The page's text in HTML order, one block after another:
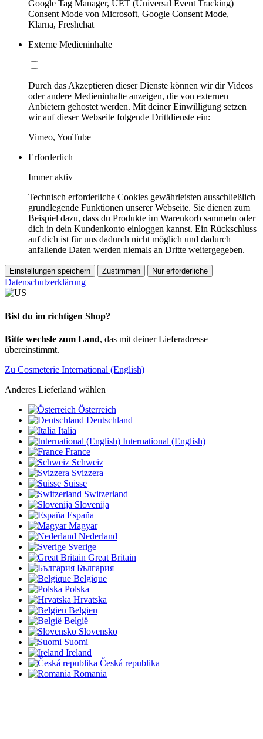
Google Tag Manager, UET (Universal Event Tracking)
Consent Mode von Microsoft, Google Consent Mode,
Klarna, Freshchat
Externe Medieninhalte
Durch das Akzeptieren dieser Dienste können wir dir Videos
oder andere Medieninhalte anzeigen, die von externen
Anbietern gehostet werden. Mit deiner Einwilligung setzen
wir auf dieser Webseite folgende Drittdienste ein:
Vimeo, YouTube
Erforderlich
Immer aktiv
Technisch erforderliche Cookies gewährleisten ausschließlich
grundlegende Funktionen unserer Webseite. Sie dienen zum
Beispiel dazu, dass du Produkte im Warenkorb sammeln oder
dich in dein Kundenkonto einloggen kannst. Ein Rückschluss
auf dich ist für uns dadurch nicht möglich und dadurch
anfallende Daten werden niemals an Dritte weitergegeben.
Einstellungen speichern Zustimmen Nur erforderliche
Datenschutzerklärung
Bist du im richtigen Shop?
Bitte wechsle zum Land, das mit deiner Lieferadresse
übereinstimmt.
Zu Cosmeterie International (English)
Anderes Lieferland wählen
Österreich
Deutschland
Italia
International (English)
France
Schweiz
Svizzera
Suisse
Switzerland
Slovenija
España
Magyar
Nederland
Sverige
Great Britain
България
Belgique
Polska
Hrvatska
Belgien
België
Slovensko
Suomi
Ireland
Česká republika
Romania